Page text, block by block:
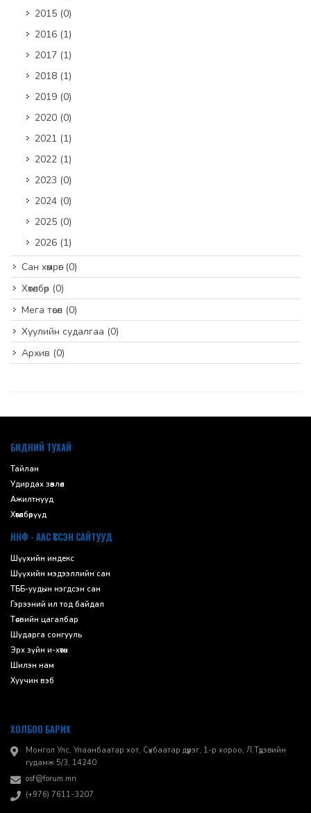
2015 (0)
2016 (1)
2017 (1)
2018 (1)
2019 (0)
2020 (0)
2021 (1)
2022 (1)
2023 (0)
2024 (0)
2025 (0)
2026 (1)
Сан хөмрөг(0)
Хөтөлбөр (0)
Мега төсөл (0)
Хуулийн судалгаа (0)
Архив (0)
БИДНИЙ ТУХАЙ
Тайлан
Удирдах зөвлөл
Ажилтнууд
Хөтөлбөрүүд
ННФ - ААС ҮҮССЭН САЙТУУД
Шүүхийн индекс
Шүүхийн мэдээллийн сан
ТББ-уудын нэгдсэн сан
Гэрээний ил тод байдал
Төсвийн цагалбар
Шударга сонгууль
Эрх зүйн и-хөтөч
Шилэн нам
Хуучин вэб
ХОЛБОО БАРИХ
Монгол Улс, Улаанбаатар хот, Сүхбаатар дүүрэг, 1-р хороо, ​Л.Түдэвийн
гудамж 5/3, 14240
osf@forum.mn
(+976) 7611-3207